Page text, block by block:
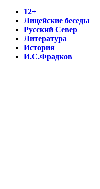
12+
Лицейские беседы
Русский Север
Литература
История
И.С.Фрадков